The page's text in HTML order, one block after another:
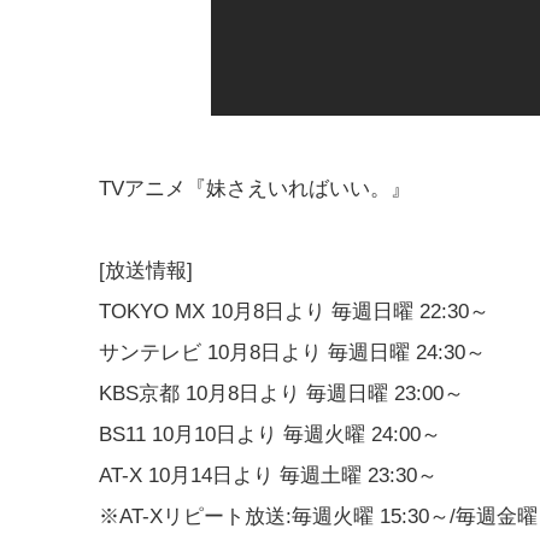
TVアニメ『妹さえいればいい。』
[放送情報]
TOKYO MX 10月8日より 毎週日曜 22:30～
サンテレビ 10月8日より 毎週日曜 24:30～
KBS京都 10月8日より 毎週日曜 23:00～
BS11 10月10日より 毎週火曜 24:00～
AT-X 10月14日より 毎週土曜 23:30～
※AT-Xリピート放送:毎週火曜 15:30～/毎週金曜